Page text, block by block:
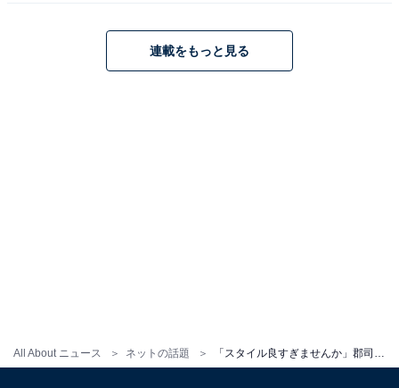
All About ニュース ネットの話題
連載をもっと見る